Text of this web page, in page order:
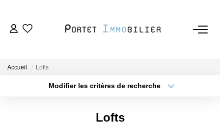
Accueil Lofts
Modifier les critères de recherche
Lofts